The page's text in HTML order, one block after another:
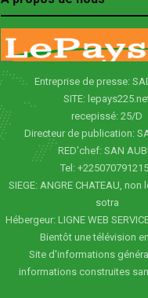
Entreprise de presse:
SITE:
recepissé: 25/D
Directeur de publication:
RED'chef: SAN
Tel:
SIEGE: ANGRE CHATEAU, non
sotra
Hébergeur: LIGNE WEB
Bientôt une télévision
Site d'informations
informations construites